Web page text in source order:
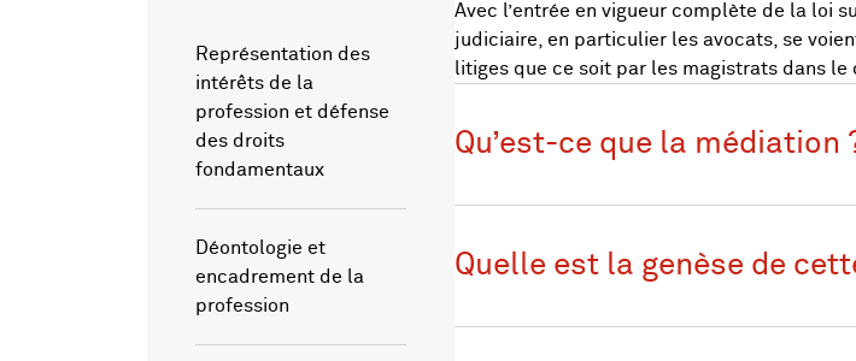
Représentation des
intérêts de la
profession et défense
des droits
fondamentaux
Déontologie et
encadrement de la
profession
Avec l’entrée en vigueur complète de la loi
judiciaire, en particulier les avocats, se
litiges que ce soit par les magistrats dans le
Qu’est-ce que la médiation
Quelle est la genèse de